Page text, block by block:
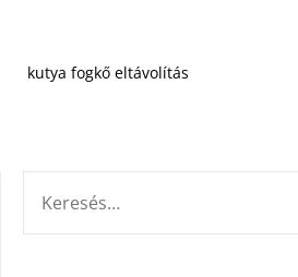
kutya fogkő eltávolítás